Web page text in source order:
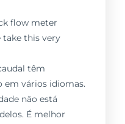
flow meter
take this very
têm
em vários idiomas.
não está
É melhor